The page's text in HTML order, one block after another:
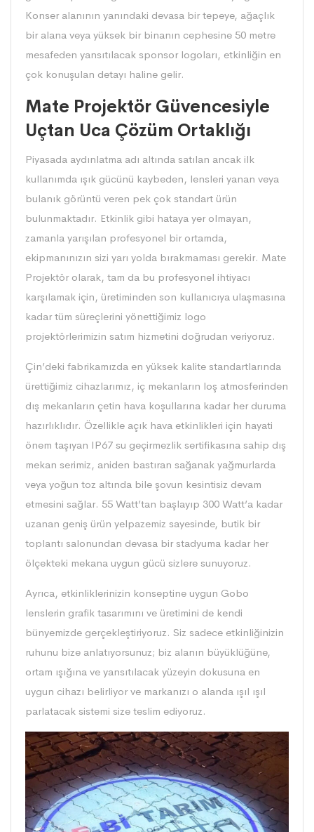
Konser alanının yanındaki devasa bir tepeye, ağaçlık
bir alana veya yüksek bir binanın cephesine 50 metre
mesafeden yansıtılacak sponsor logoları, etkinliğin en
çok konuşulan detayı haline gelir.
Mate Projektör Güvencesiyle
Uçtan Uca Çözüm Ortaklığı
Piyasada aydınlatma adı altında satılan ancak ilk
kullanımda ışık gücünü kaybeden, lensleri yanan veya
bulanık görüntü veren pek çok standart ürün
bulunmaktadır. Etkinlik gibi hataya yer olmayan,
zamanla yarışılan profesyonel bir ortamda,
ekipmanınızın sizi yarı yolda bırakmaması gerekir. Mate
Projektör olarak, tam da bu profesyonel ihtiyacı
karşılamak için, üretiminden son kullanıcıya ulaşmasına
kadar tüm süreçlerini yönettiğimiz logo
projektörlerimizin satım hizmetini doğrudan veriyoruz.
Çin’deki fabrikamızda en yüksek kalite standartlarında
ürettiğimiz cihazlarımız, iç mekanların loş atmosferinden
dış mekanların çetin hava koşullarına kadar her duruma
hazırlıklıdır. Özellikle açık hava etkinlikleri için hayati
önem taşıyan IP67 su geçirmezlik sertifikasına sahip dış
mekan serimiz, aniden bastıran sağanak yağmurlarda
veya yoğun toz altında bile şovun kesintisiz devam
etmesini sağlar. 55 Watt’tan başlayıp 300 Watt’a kadar
uzanan geniş ürün yelpazemiz sayesinde, butik bir
toplantı salonundan devasa bir stadyuma kadar her
ölçekteki mekana uygun gücü sizlere sunuyoruz.
Ayrıca, etkinliklerinizin konseptine uygun Gobo
lenslerin grafik tasarımını ve üretimini de kendi
bünyemizde gerçekleştiriyoruz. Siz sadece etkinliğinizin
ruhunu bize anlatıyorsunuz; biz alanın büyüklüğüne,
ortam ışığına ve yansıtılacak yüzeyin dokusuna en
uygun cihazı belirliyor ve markanızı o alanda ışıl ışıl
parlatacak sistemi size teslim ediyoruz.